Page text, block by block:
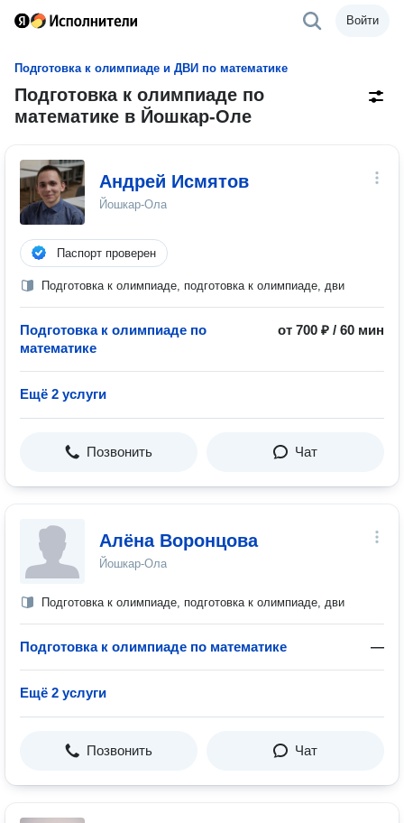
Войти
Подготовка к олимпиаде и ДВИ по математике
Подготовка к олимпиаде по
математике в Йошкар-Оле
Андрей Исмятов
Йошкар-Ола
Паспорт проверен
Подготовка к олимпиаде, подготовка к олимпиаде, дви
Подготовка к олимпиаде по
математике
от 700 ₽ / 60 мин
Ещё 2 услуги
Позвонить Чат
Алёна Воронцова
Йошкар-Ола
Подготовка к олимпиаде, подготовка к олимпиаде, дви
Подготовка к олимпиаде по математике —
Ещё 2 услуги
Позвонить Чат